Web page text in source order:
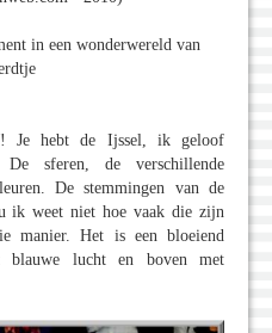
in een wonderwereld van
Je hebt de Ijssel, ik geloof
De sferen, de verschillende
De stemmingen van de
ik weet niet hoe vaak die zijn
manier. Het is een bloeiend
blauwe lucht en boven met